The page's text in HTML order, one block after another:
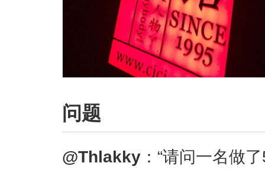
问题
@Thlakky ：“请问一名做